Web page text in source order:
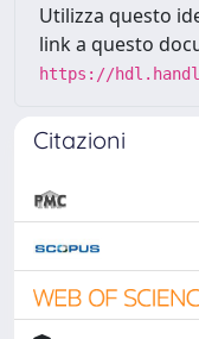
Utilizza questo
link a questo
https://
Citazioni